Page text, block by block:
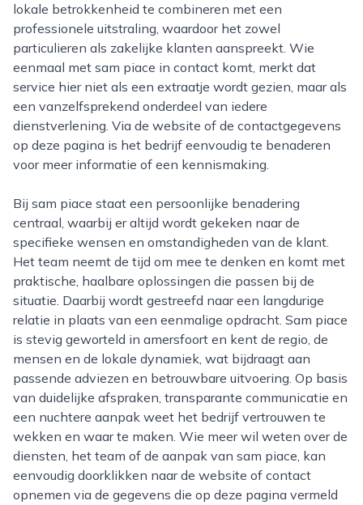
lokale betrokkenheid te combineren met een
professionele uitstraling, waardoor het zowel
particulieren als zakelijke klanten aanspreekt. Wie
eenmaal met sam piace in contact komt, merkt dat
service hier niet als een extraatje wordt gezien, maar als
een vanzelfsprekend onderdeel van iedere
dienstverlening. Via de website of de contactgegevens
op deze pagina is het bedrijf eenvoudig te benaderen
voor meer informatie of een kennismaking.
Bij sam piace staat een persoonlijke benadering
centraal, waarbij er altijd wordt gekeken naar de
specifieke wensen en omstandigheden van de klant.
Het team neemt de tijd om mee te denken en komt met
praktische, haalbare oplossingen die passen bij de
situatie. Daarbij wordt gestreefd naar een langdurige
relatie in plaats van een eenmalige opdracht. Sam piace
is stevig geworteld in amersfoort en kent de regio, de
mensen en de lokale dynamiek, wat bijdraagt aan
passende adviezen en betrouwbare uitvoering. Op basis
van duidelijke afspraken, transparante communicatie en
een nuchtere aanpak weet het bedrijf vertrouwen te
wekken en waar te maken. Wie meer wil weten over de
diensten, het team of de aanpak van sam piace, kan
eenvoudig doorklikken naar de website of contact
opnemen via de gegevens die op deze pagina vermeld